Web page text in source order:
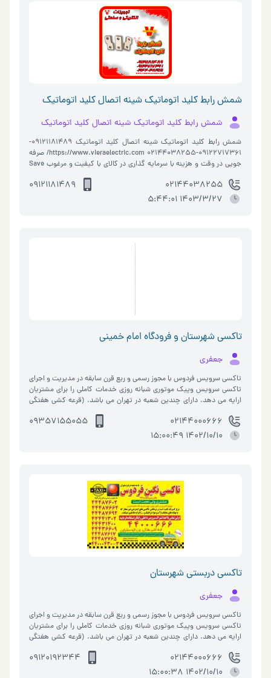
شمش رابط کلید اتوماتیک شینه اتصال کلید اتوماتیک
شمش رابط کلید اتوماتیک شینه اتصال کلید اتوماتیک
شمش رابط کلید اتوماتیک شینه اتصال کلید اتوماتیک 09121181489-
09122717361-02144038255 https://www.vieraelectric.com/ صرفه
جویی در وقت و هزینه با سرمایه گذاری در کالای با کیفیت و مرغوب Save
مدی�…02144038255
09121181489
1403/3/27 5:44:01
تاکسی شهرستان و فرودگاه امام خمینی
جعفری
تاکسی سرویس فردوس با مجوز رسمی و ربع قرن سابقه در مدیریت و اجرای
تاکسی سرویس وپیک موتوری شبانه روزی خدمات کاملی را برای مشتریان
ارایه می دهد. دارای چندین شعبه در تهران می باشد. (قرعه کشی هفتگی
02144000666
09357155055
1402/10/10 15:00:49
تاکسی دربستی شهرستان
جعفری
تاکسی سرویس فردوس با مجوز رسمی و ربع قرن سابقه در مدیریت و اجرای
تاکسی سرویس وپیک موتوری شبانه روزی خدمات کاملی را برای مشتریان
ارایه می دهد. دارای چندین شعبه در تهران می باشد. (قرعه کشی هفتگی
02144000666
09120192344
1402/10/10 15:00:38